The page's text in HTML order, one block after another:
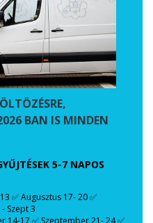
BAN IS MINDEN
5-7 NAPOS
✅ Augusztus 17- 20 ✅
Szept 3